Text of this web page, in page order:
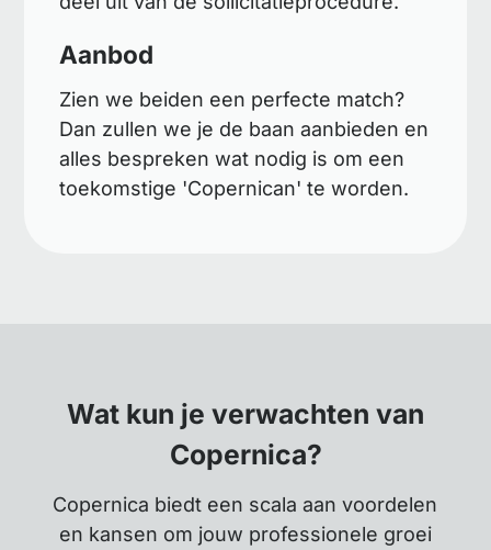
Aanbod
Zien we beiden een perfecte match?
Dan zullen we je de baan aanbieden en
alles bespreken wat nodig is om een
toekomstige 'Copernican' te worden.
Wat kun je verwachten van
Copernica?
Copernica biedt een scala aan voordelen
en kansen om jouw professionele groei